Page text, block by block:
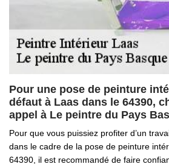
Pour une pose de peinture
défaut à Laas dans le 64390,
appel à Le peintre du Pays
Pour que vous puissiez profiter d’un
dans le cadre de la pose de peinture
64390, il est recommandé de faire